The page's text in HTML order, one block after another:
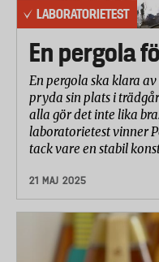
LABORATORIETEST
En pergola
En pergola ska klara
pryda sin plats i
alla gör det inte lika
laboratorietest vinner
tack vare en stabil
21 MAJ 2025